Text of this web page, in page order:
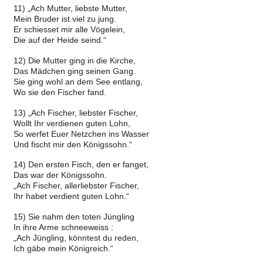
11) „Ach Mutter, liebste Mutter,
Mein Bruder ist viel zu jung.
Er schiesset mir alle Vögelein,
Die auf der Heide seind.“
12) Die Mutter ging in die Kirche,
Das Mädchen ging seinen Gang.
Sie ging wohl an dem See entlang,
Wo sie den Fischer fand.
13) „Ach Fischer, liebster Fischer,
Wollt Ihr verdienen guten Lohn,
So werfet Euer Netzchen ins Wasser
Und fischt mir den Königssohn.“
14) Den ersten Fisch, den er fanget,
Das war der Königssohn.
„Ach Fischer, allerliebster Fischer,
Ihr habet verdient guten Lohn.“
15) Sie nahm den toten Jüngling
In ihre Arme schneeweiss :
„Ach Jüngling, könntest du reden,
Ich gäbe mein Königreich.“